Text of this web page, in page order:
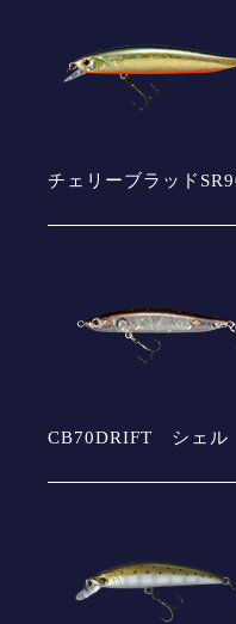
チェリーブラッド
CB70DRIFT シェル